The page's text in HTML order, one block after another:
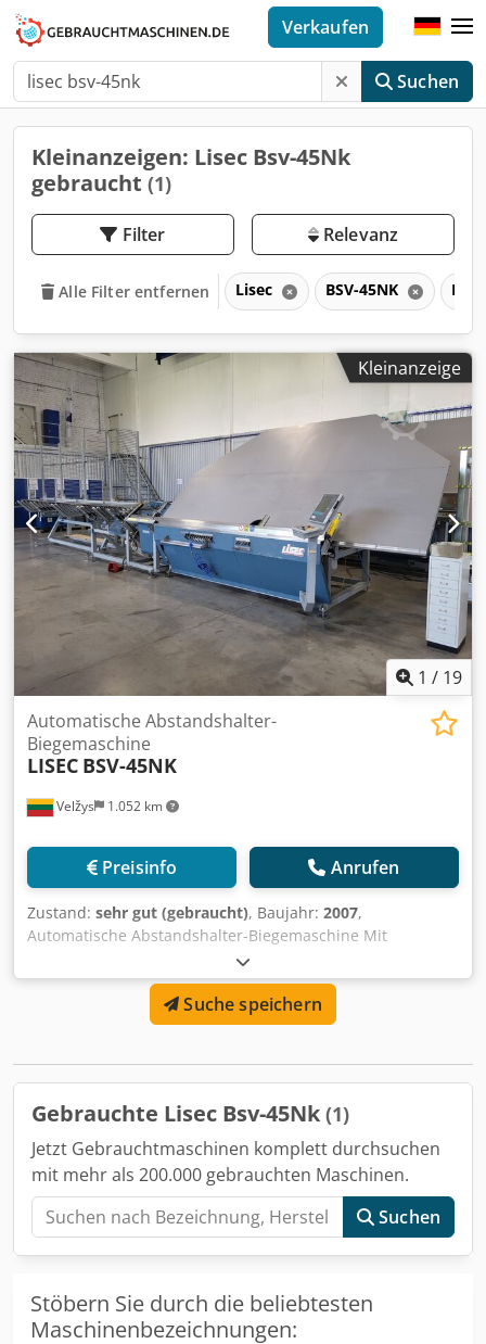
Suchen
Verkaufen
Kleinanzeigen: Lisec Bsv-45Nk
gebraucht (1)
Filter Relevanz
Alle Filter entfernen Lisec BSV-45NK BSV
Kleinanzeige
1 / 19
Velžys 1.052 km
Automatische Abstandshalter-
Biegemaschine
LISEC BSV-45NK
Preisinfo Anrufen
Zustand: sehr gut (gebraucht), Baujahr: 2007,
Automatische Abstandshalter-Biegemaschine Mit
Profilmagazin Biegen von Aluminium-, Stahl- und Warme-
Kante (Kunststoff-) Abstandshaltern möglich Universelles
Biegewerkzeug für Aluminium bis 24 mm Alle Formen
gemäß LISEC-Formkatalog Dsdpfjzdynmex Apiewa Zum
Weitere technische Informationen finden Sie in der
sauberer Zustand Guter Arbeitszustand, getestet Video
verfügbar Verkauf wie gesehen Sofort verfügbar
Suche speichern
Gebrauchte Lisec Bsv-45Nk (1)
Jetzt Gebrauchtmaschinen komplett durchsuchen
mit mehr als 200.000 gebrauchten Maschinen.
Suchen
Stöbern Sie durch die beliebtesten
Maschinenbezeichnungen: